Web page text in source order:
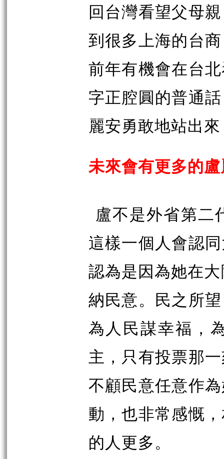
回台灣看望父母
到很多上海的台
前年有機會在台
字正腔圓的普通
麗安勇敢地站出
未來會有更多的
盧不是外省第二
這樣一個人會認
認為是因為她在
納民意。民之所
為人民謀幸福，
主，只有投票那
不顧民意任意作
動，也非常感慨
的人更多。